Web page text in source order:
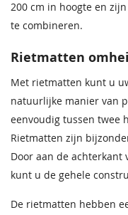
200 cm in hoogte en
te combineren.
Rietmatten
Met rietmatten kunt u
natuurlijke manier van
eenvoudig tussen twee
Rietmatten zijn
Door aan de
kunt u de gehele
De rietmatten hebben